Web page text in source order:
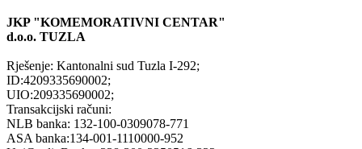
JKP "KOMEMORATIVNI CENTAR"
d.o.o. TUZLA
Rješenje: Kantonalni sud Tuzla I-292;
ID:4209335690002;
UIO:209335690002;
Transakcijski računi:
NLB banka: 132-100-0309078-771
ASA banka:134-001-1110000-952